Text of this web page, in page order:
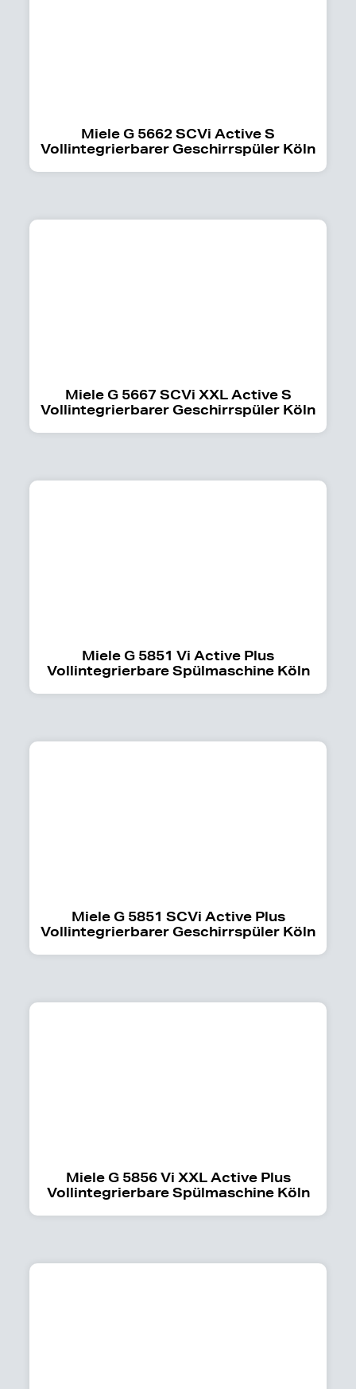
Miele G 5662 SCVi Active S
Vollintegrierbarer Geschirrspüler Köln
Miele G 5667 SCVi XXL Active S
Vollintegrierbarer Geschirrspüler Köln
Miele G 5851 Vi Active Plus
Vollintegrierbare Spülmaschine Köln
Miele G 5851 SCVi Active Plus
Vollintegrierbarer Geschirrspüler Köln
Miele G 5856 Vi XXL Active Plus
Vollintegrierbare Spülmaschine Köln